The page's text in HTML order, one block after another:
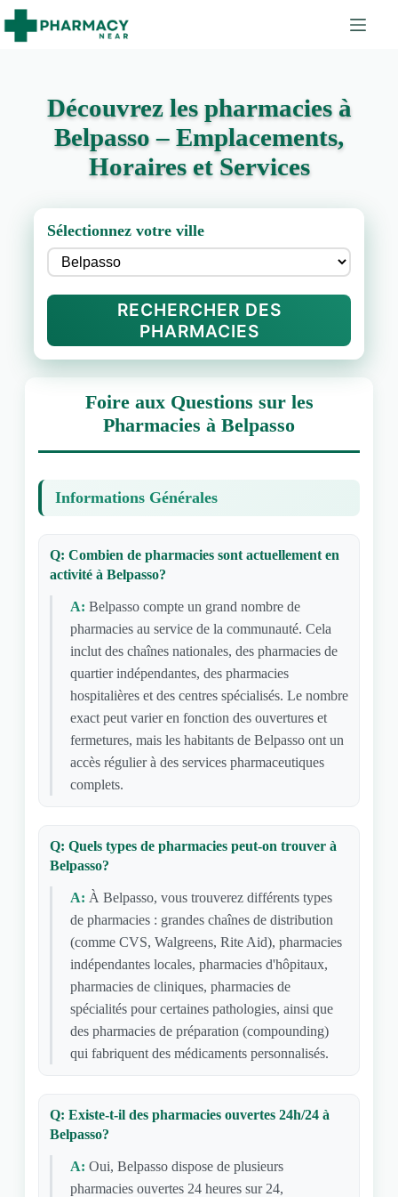
Découvrez les pharmacies à
Belpasso – Emplacements,
Horaires et Services
Sélectionnez votre ville
RECHERCHER DES
PHARMACIES
Foire aux Questions sur les
Pharmacies à Belpasso
Informations Générales
Q: Combien de pharmacies sont actuellement en
activité à Belpasso?
A: Belpasso compte un grand nombre de
pharmacies au service de la communauté. Cela
inclut des chaînes nationales, des pharmacies de
quartier indépendantes, des pharmacies
hospitalières et des centres spécialisés. Le nombre
exact peut varier en fonction des ouvertures et
fermetures, mais les habitants de Belpasso ont un
accès régulier à des services pharmaceutiques
complets.
Q: Quels types de pharmacies peut-on trouver à
Belpasso?
A: À Belpasso, vous trouverez différents types
de pharmacies : grandes chaînes de distribution
(comme CVS, Walgreens, Rite Aid), pharmacies
indépendantes locales, pharmacies d'hôpitaux,
pharmacies de cliniques, pharmacies de
spécialités pour certaines pathologies, ainsi que
des pharmacies de préparation (compounding)
qui fabriquent des médicaments personnalisés.
Q: Existe-t-il des pharmacies ouvertes 24h/24 à
Belpasso?
A: Oui, Belpasso dispose de plusieurs
pharmacies ouvertes 24 heures sur 24,